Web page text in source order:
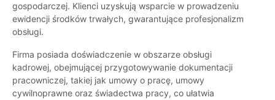
gospodarczej. Klienci uzyskują wsparcie w prowadzeniu
ewidencji środków trwałych, gwarantujące profesjonalizm
obsługi.
Firma posiada doświadczenie w obszarze obsługi
kadrowej, obejmującej przygotowywanie dokumentacji
pracowniczej, takiej jak umowy o pracę, umowy
cywilnoprawne oraz świadectwa pracy, co ułatwia